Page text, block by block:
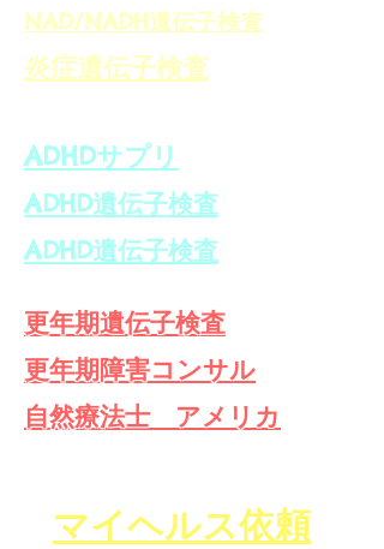
NAD/NADH遺伝子検査
炎症遺伝子検査
ADHDサプリ
ADHD遺伝子検査
ADHD遺伝子検査
更年期遺伝子検査
更年期障害コンサル
自然療法士 アメリカ
​マイヘルス依頼